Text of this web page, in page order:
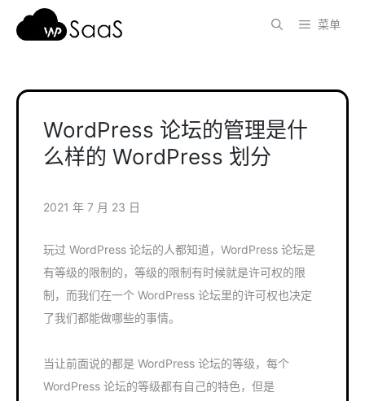
菜单
WordPress 论坛的管理是什
么样的 WordPress 划分
2021 年 7 月 23 日
玩过 WordPress 论坛的人都知道，WordPress 论坛是
有等级的限制的，等级的限制有时候就是许可权的限
制，而我们在一个 WordPress 论坛里的许可权也决定
了我们都能做哪些的事情。
当让前面说的都是 WordPress 论坛的等级，每个
WordPress 论坛的等级都有自己的特色，但是